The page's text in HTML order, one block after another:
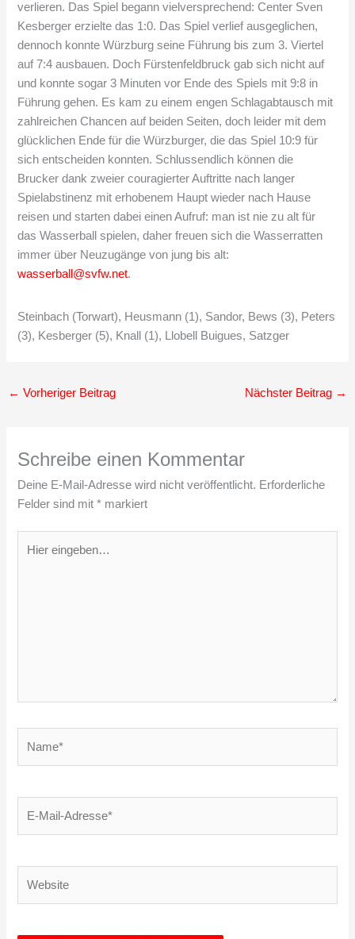
verlieren. Das Spiel begann vielversprechend: Center Sven
Kesberger erzielte das 1:0. Das Spiel verlief ausgeglichen,
dennoch konnte Würzburg seine Führung bis zum 3. Viertel
auf 7:4 ausbauen. Doch Fürstenfeldbruck gab sich nicht auf
und konnte sogar 3 Minuten vor Ende des Spiels mit 9:8 in
Führung gehen. Es kam zu einem engen Schlagabtausch mit
zahlreichen Chancen auf beiden Seiten, doch leider mit dem
glücklichen Ende für die Würzburger, die das Spiel 10:9 für
sich entscheiden konnten. Schlussendlich können die
Brucker dank zweier couragierter Auftritte nach langer
Spielabstinenz mit erhobenem Haupt wieder nach Hause
reisen und starten dabei einen Aufruf: man ist nie zu alt für
das Wasserball spielen, daher freuen sich die Wasserratten
immer über Neuzugänge von jung bis alt:
wasserball@svfw.net.
Steinbach (Torwart), Heusmann (1), Sandor, Bews (3), Peters
(3), Kesberger (5), Knall (1), Llobell Buigues, Satzger
← Vorheriger Beitrag Nächster Beitrag →
Schreibe einen Kommentar
Deine E-Mail-Adresse wird nicht veröffentlicht. Erforderliche
Felder sind mit* markiert
eingeben…